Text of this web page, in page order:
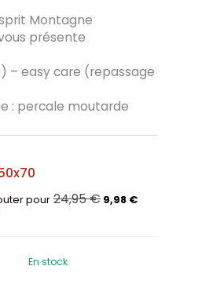
Montagne
présente
– easy care (repassage
: percale moutarde
pour 24,95€ 9,98 €
En stock